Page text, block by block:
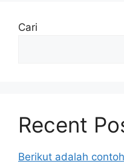
Cari
Recent
Berikut adalah